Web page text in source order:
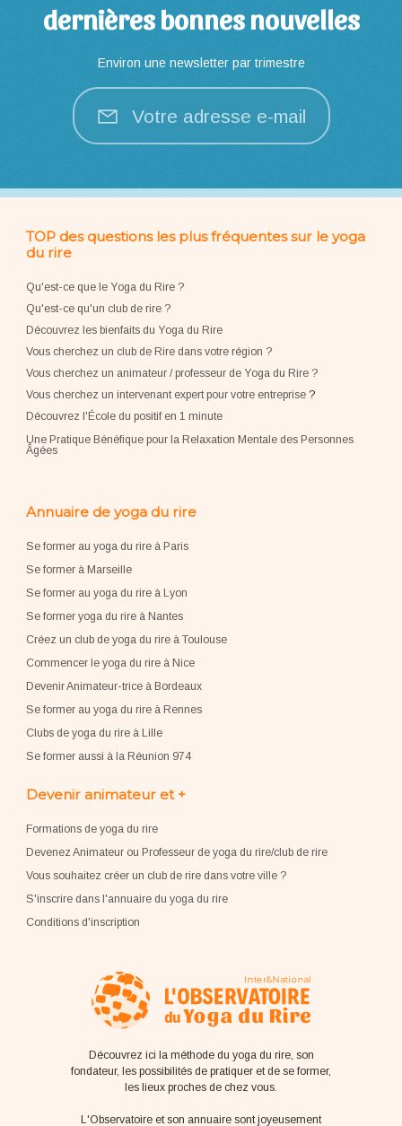
dernières bonnes nouvelles
Environ une newsletter par trimestre
Votre adresse e-mail
TOP des questions les plus fréquentes sur le yoga
du rire
Qu'est-ce que le Yoga du Rire ?
Qu'est-ce qu'un club de rire ?
Découvrez les bienfaits du Yoga du Rire
Vous cherchez un club de Rire dans votre région ?
Vous cherchez un animateur / professeur de Yoga du Rire ?
Vous cherchez un intervenant expert pour votre entreprise?
Découvrez l'École du positif en 1 minute
Une Pratique Bénéfique pour la Relaxation Mentale des Personnes
Âgées
Annuaire de yoga du rire
Se former au yoga du rire à Paris
Se former à Marseille
Se former au yoga du rire à Lyon
Se former yoga du rire à Nantes
Créez un club de yoga du rire à Toulouse
Commencer le yoga du rire à Nice
Devenir Animateur-trice à Bordeaux
Se former au yoga du rire à Rennes
Clubs de yoga du rire à Lille
Se former aussi à la Réunion 974
Devenir animateur et +
Formations de yoga du rire
Devenez Animateur ou Professeur de yoga du rire/club de rire
Vous souhaitez créer un club de rire dans votre ville ?
S'inscrire dans l'annuaire du yoga du rire
Conditions d'inscription
Découvrez ici la méthode du yoga du rire, son
fondateur, les possibilités de pratiquer et de se former,
les lieux proches de chez vous.
L'Observatoire et son annuaire sont joyeusement